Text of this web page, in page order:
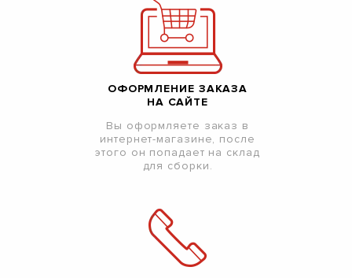
ОФОРМЛЕНИЕ ЗАКАЗА
НА САЙТЕ
Вы оформляете заказ в
интернет-магазине, после
этого он попадает на склад
для сборки.